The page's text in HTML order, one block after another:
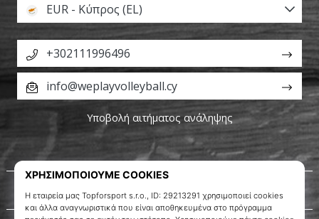
Σχετικά μ' εμάς
EUR - Κύπρος (EL)
+302111996496
info@weplayvolleyball.cy
Υποβολή αιτήματος ανάληψης